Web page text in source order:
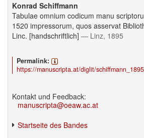
Konrad Schiffmann
Tabulae omnium codicum manu
1520 impressorum, quos asservat
Linc. [handschriftlich] — Linz, 1895
Permalink:
https://manuscripta.at/diglit/
Kontakt und Feedback:
manuscripta@oeaw.ac.at
Startseite des Bandes